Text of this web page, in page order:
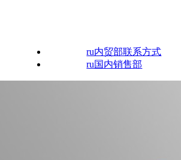
ru内贸部联系方式
ru国内销售部